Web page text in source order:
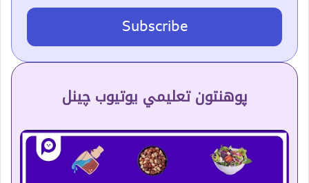
Subscribe
پوهنتون تعلیمي یوتیوب چینل